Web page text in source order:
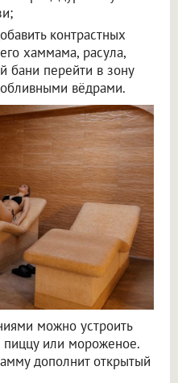
контрастных
хаммама, расула,
бани перейти в зону
вёдрами.
можно устроить
пиццу или мороженое.
дополнит открытый